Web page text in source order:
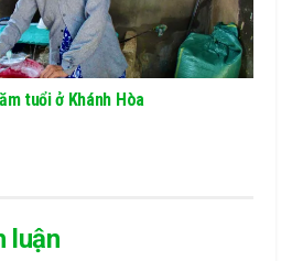
tuổi ở Khánh Hòa
luận